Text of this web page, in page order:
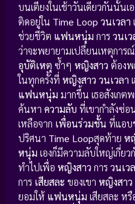
บนเตียงในเช้าวันเดียวกันนั้นเ
ติดอยู่ใน Time Loop วนเวลา
ช่วยชีวิต แฟนหนุ่ม การวนเว
ว่าจะพยายามเปลี่ยนเหตุการณ์
อุบัติเหตุ ซ้ำๆ หญิงสาว ต้องพ
ในทุกครั้งที่ หญิงสาว วนเวลา
แฟนหนุ่ม มากขึ้น เธอสังเก
ค้นหา ความลับ ที่เขากำลังซ่อ
เหลือจาก เพื่อนร่วมชั้น ที่แอบ
ปริศนา Time Loopสุดท้าย ห
หนุ่ม เองก็มีความลับใหญ่เกี่ยว
ทำไปเพื่อ หญิงสาว การวนเว
การ เสียสละ ของเขา หญิงสาว
ยอมให้ แฟนหนุ่ม เสียสละ ห